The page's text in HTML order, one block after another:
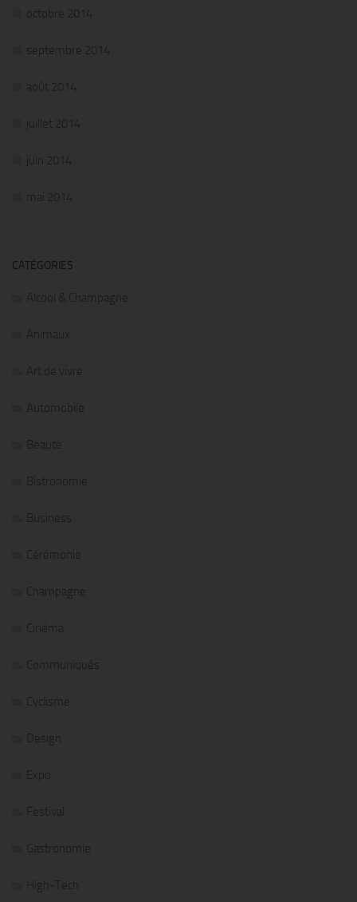
octobre 2014
septembre 2014
août 2014
juillet 2014
juin 2014
mai 2014
CATÉGORIES
Alcool & Champagne
Animaux
Art de vivre
Automobile
Beauté
Bistronomie
Business
Cérémonie
Champagne
Cinéma
Communiqués
Cyclisme
Design
Expo
Festival
Gastronomie
High-Tech